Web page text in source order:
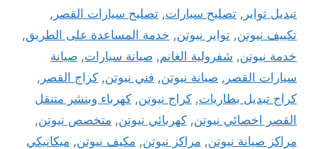
تبديل تواير , تصليح سيارات, تصليح سيارات القصر ,
تكييف نيوتن, تواير نيوتن, خدمة المساعدة على الطريق,
خدمة نيوتن, شفرولية الغانم, صيانة سيارات, صيانة
سيارات القصر , صيانة نيوتن, فني نيوتن, كراج القصر ,
كراج تبديل بطاريات, كراج نيوتن, كهرباء وبنشر متنقل
القصر اخصائي نيوتن, كهربائي نيوتن, متخصص نيوتن,
مراكز صيانة نيوتن, مراكز نيوتن, مكيف نيوتن, ميكانيكي